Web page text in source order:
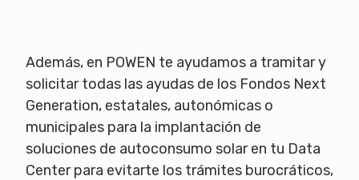
Además, en POWEN te ayudamos a tramitar y
solicitar todas las ayudas de los Fondos Next
Generation, estatales, autonómicas o
municipales para la implantación de
soluciones de autoconsumo solar en tu Data
Center para evitarte los trámites burocráticos,